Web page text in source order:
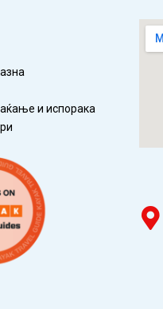
и испорака